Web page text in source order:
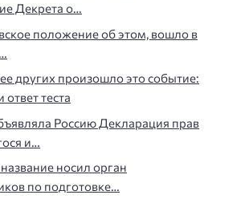
Декрета о…
положение об этом, вошло в
других произошло это событие:
ответ теста
Россию Декларация прав
и…
носил орган
по подготовке…